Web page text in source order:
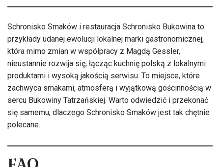
Schronisko Smaków i restauracja Schronisko Bukowina to
przykłady udanej ewolucji lokalnej marki gastronomicznej,
która mimo zmian w współpracy z Magdą Gessler,
nieustannie rozwija się, łącząc kuchnię polską z lokalnymi
produktami i wysoką jakością serwisu. To miejsce, które
zachwyca smakami, atmosferą i wyjątkową gościnnością w
sercu Bukowiny Tatrzańskiej. Warto odwiedzić i przekonać
się samemu, dlaczego Schronisko Smaków jest tak chętnie
polecane.